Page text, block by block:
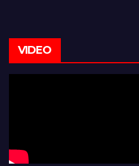
VIDEO